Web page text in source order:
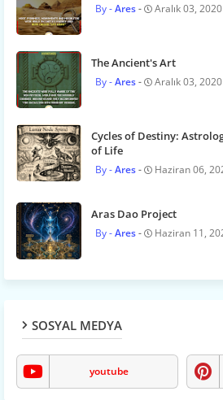
Ares Aralık 03, 2020
The Ancient's Art
Ares Aralık 03, 2020
Cycles of Destiny:
of Life
Ares Haziran 06,
Aras Dao Project
Ares Haziran 11,
SOSYAL MEDYA
youtube